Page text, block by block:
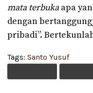
mata terbuka apa
dengan
pribadi”.
Tags: Santo Yusuf